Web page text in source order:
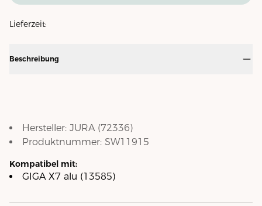
Lieferzeit:
Beschreibung
Hersteller: JURA (72336)
Produktnummer: SW11915
Kompatibel mit:
GIGA X7 alu (13585)